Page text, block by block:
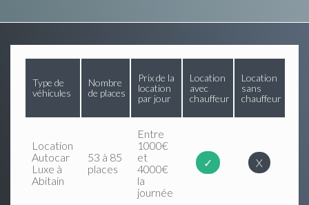
Type de
véhicules
Nombre
de places
Prix de la
location
par jour
Location
avec
chauffeur
Location
sans
chauffeur
Location
Autocar
Luxe à
Abitain
53 à 85
places
Entre
1000€
et
4000€
la
journée
✓ X